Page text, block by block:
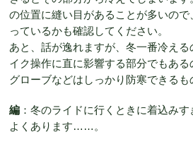
の位置に縫い目があることが多いの
っているかも確認してください。
あと、話が逸れますが、冬一番冷え
イク操作に直に影響する部分でもあ
グローブなどはしっかり防寒できるも
編 ：冬のライドに行くときに着込み
よくあります……。